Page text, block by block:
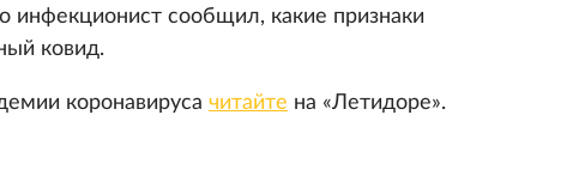
инфекционист сообщил, какие признаки
ковид.
коронавируса читайте на «Летидоре».